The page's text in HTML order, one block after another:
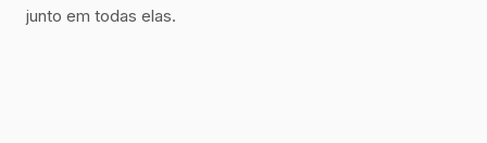
junto em todas elas.